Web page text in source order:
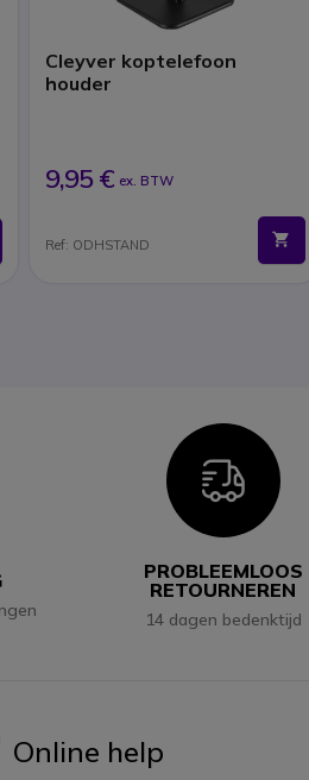
Cleyver koptelefoon
houder
9,95 € ex. BTW
Ref: ODHSTAND
Icon
PROBLEEMLOOS
RETOURNEREN
14 dagen bedenktijd
icon
Online help